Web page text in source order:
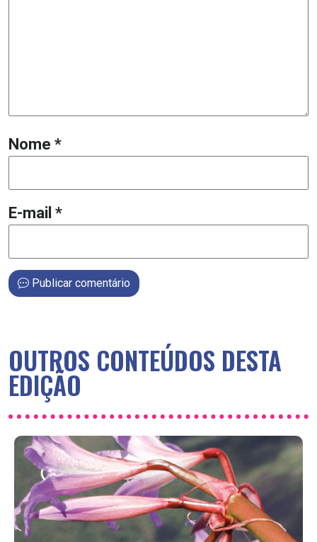
Nome *
E-mail *
Publicar comentário
OUTROS CONTEÚDOS DESTA
EDIÇÃO